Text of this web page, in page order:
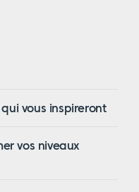
vous inspireront
vos niveaux